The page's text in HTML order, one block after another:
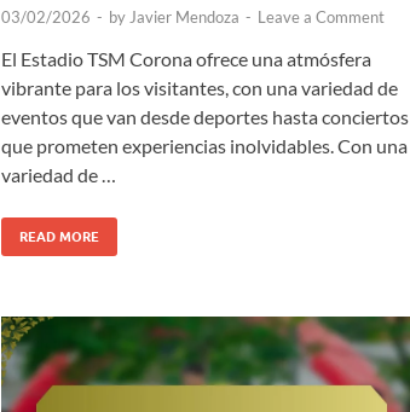
03/02/2026 - byJavier Mendoza - Leave a Comment
El Estadio TSM Corona ofrece una atmósfera
vibrante para los visitantes, con una variedad de
eventos que van desde deportes hasta conciertos
que prometen experiencias inolvidables. Con una
variedad de …
READ MORE